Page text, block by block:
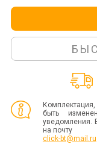
быть
уведомления.
на почту
click-bt@mail.ru